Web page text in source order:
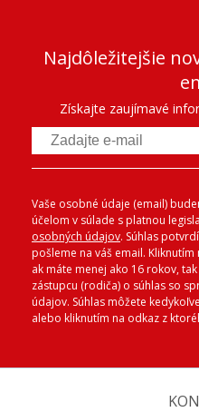
Najdôležitejšie
Získajte zaujímavé
Vaše osobné údaje (email)
účelom v súlade s platnou
osobných údajov. Súhlas
pošleme na váš email.
ak máte menej ako 16 rokov,
zástupcu (rodiča) o súhlas so
údajov. Súhlas môžete
alebo kliknutím na odkaz z